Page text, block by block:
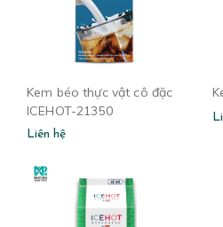
Kem béo thực vật cô đặc
ICEHOT-21350
Liên hệ